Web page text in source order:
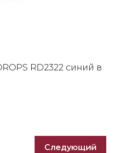
RD2322 синий в
Следующий